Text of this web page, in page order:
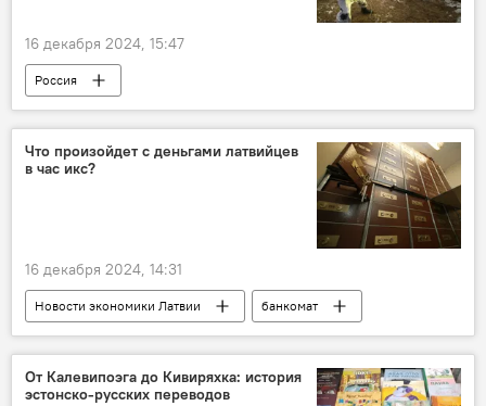
16 декабря 2024, 15:47
Россия
Операция по демилитаризации Украины
военная операция
ВСУ
Что произойдет с деньгами латвийцев
в час икс?
16 декабря 2024, 14:31
Новости экономики Латвии банкомат
От Калевипоэга до Кивиряхка: история
эстонско-русских переводов